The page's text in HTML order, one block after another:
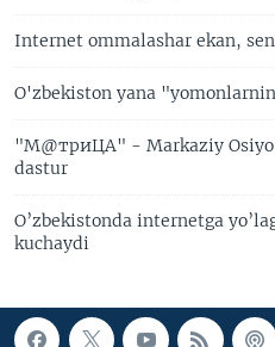
Internet ommalashar ekan,
O'zbekiston yana
"М@триЦА" - Markaziy Osiyo
dastur
O’zbekistonda internetga
kuchaydi